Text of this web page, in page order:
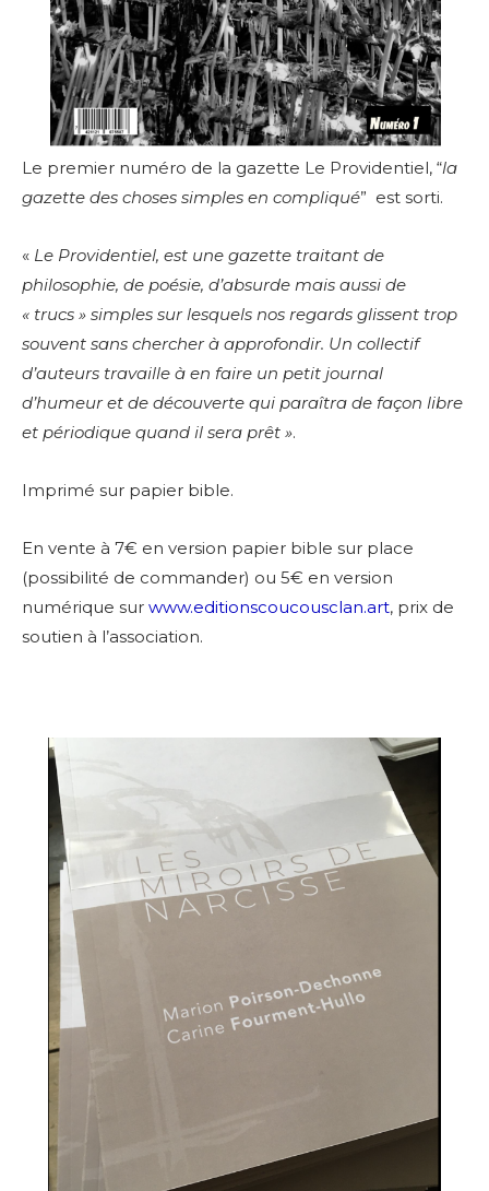
Le premier numéro de la gazette Le Providentiel, “la
gazette des choses simples en compliqué” est sorti.
« Le Providentiel, est une gazette traitant de
philosophie, de poésie, d’absurde mais aussi de
« trucs » simples sur lesquels nos regards glissent trop
souvent sans chercher à approfondir. Un collectif
d’auteurs travaille à en faire un petit journal
d’humeur et de découverte qui paraîtra de façon libre
et périodique quand il sera prêt ».
Imprimé sur papier bible.
En vente à 7€ en version papier bible sur place
(possibilité de commander) ou 5€ en version
numérique sur www.editionscoucousclan.art, prix de
soutien à l’association.